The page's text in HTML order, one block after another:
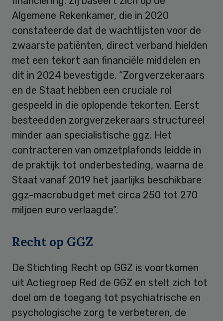
Algemene Rekenkamer, die in 2020
constateerde dat de wachtlijsten voor de
zwaarste patiënten, direct verband hielden
met een tekort aan financiële middelen en
dit in 2024 bevestigde. “Zorgverzekeraars
en de Staat hebben een cruciale rol
gespeeld in die oplopende tekorten. Eerst
besteedden zorgverzekeraars structureel
minder aan specialistische ggz. Het
contracteren van omzetplafonds leidde in
de praktijk tot onderbesteding, waarna de
Staat vanaf 2019 het jaarlijks beschikbare
ggz-macrobudget met circa 250 tot 270
miljoen euro verlaagde”.
Recht op GGZ
De Stichting Recht op GGZ is voortkomen
uit Actiegroep Red de GGZ en stelt zich tot
doel om de toegang tot psychiatrische en
psychologische zorg te verbeteren, de